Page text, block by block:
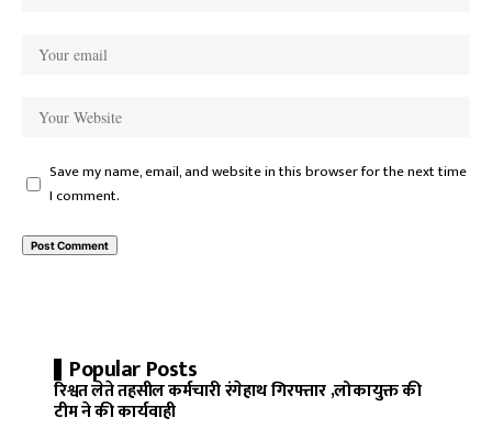
Save my name, email, and website in this browser for the next time
I comment.
Popular Posts
रिश्वत लेते तहसील कर्मचारी रंगेहाथ गिरफ्तार ,लोकायुक्त की
टीम ने की कार्यवाही